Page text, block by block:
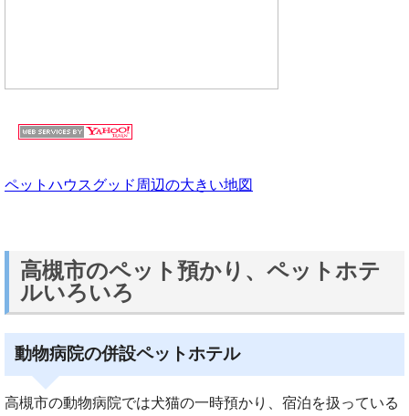
ペットハウスグッド周辺の大きい地図
高槻市のペット預かり、ペットホテ
ルいろいろ
動物病院の併設ペットホテル
高槻市の動物病院では犬猫の一時預かり、宿泊を扱っている